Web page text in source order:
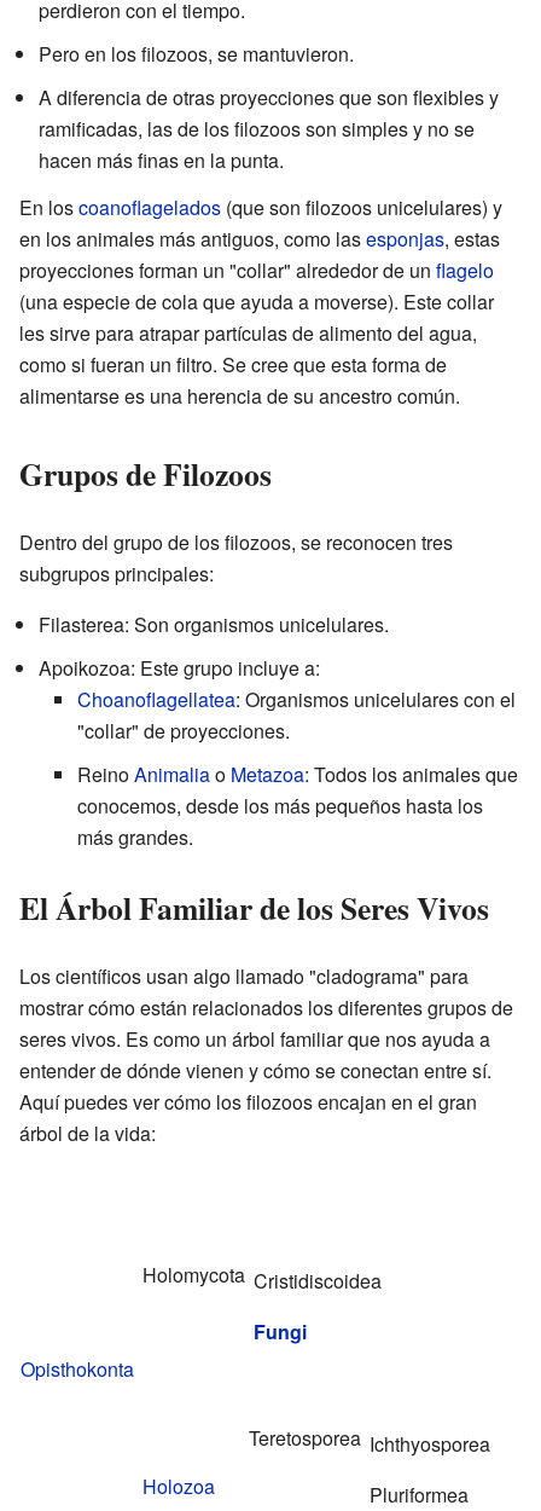
perdieron con el tiempo.
Pero en los filozoos, se mantuvieron.
A diferencia de otras proyecciones que son flexibles y
ramificadas, las de los filozoos son simples y no se
hacen más finas en la punta.
En loscoanoflagelados (que son filozoos unicelulares) y
en los animales más antiguos, como lasesponjas, estas
proyecciones forman un "collar" alrededor de un flagelo
(una especie de cola que ayuda a moverse). Este collar
les sirve para atrapar partículas de alimento del agua,
como si fueran un filtro. Se cree que esta forma de
alimentarse es una herencia de su ancestro común.
Grupos de Filozoos
Dentro del grupo de los filozoos, se reconocen tres
subgrupos principales:
Filasterea: Son organismos unicelulares.
Apoikozoa: Este grupo incluye a:
Choanoflagellatea: Organismos unicelulares con el
"collar" de proyecciones.
ReinoAnimaliao Metazoa: Todos los animales que
conocemos, desde los más pequeños hasta los
más grandes.
El Árbol Familiar de los Seres Vivos
Los científicos usan algo llamado "cladograma" para
mostrar cómo están relacionados los diferentes grupos de
seres vivos. Es como un árbol familiar que nos ayuda a
entender de dónde vienen y cómo se conectan entre sí.
Aquí puedes ver cómo los filozoos encajan en el gran
árbol de la vida:
Opisthokonta
Holomycota Cristidiscoidea
Fungi
Holozoa
Teretosporea Ichthyosporea
Pluriformea